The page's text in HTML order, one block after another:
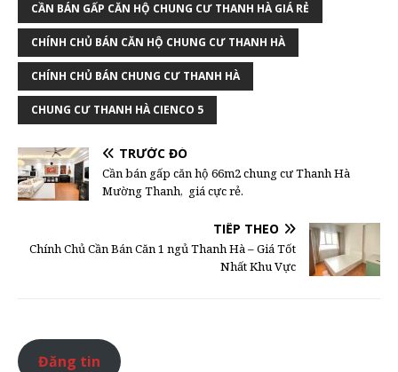
CẦN BÁN GẤP CĂN HỘ CHUNG CƯ THANH HÀ GIÁ RẺ
CHÍNH CHỦ BÁN CĂN HỘ CHUNG CƯ THANH HÀ
CHÍNH CHỦ BÁN CHUNG CƯ THANH HÀ
CHUNG CƯ THANH HÀ CIENCO 5
TRƯỚC ĐÓ
Cần bán gấp căn hộ 66m2 chung cư Thanh Hà
Mường Thanh, giá cực rẻ.
TIẾP THEO
Chính Chủ Cần Bán Căn 1 ngủ Thanh Hà – Giá Tốt
Nhất Khu Vực
Đăng tin